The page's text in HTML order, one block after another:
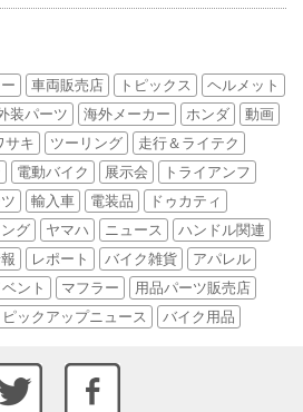
車両販売店 トピックス
ヘルメット
装パーツ 海外メーカー ホンダ
動画
サキ ツーリング
走行＆ライテク
電動バイク 展示会
トライアンフ
輸入車 電装品
ドゥカティ
グ ヤマハ ニュース
ハンドル関連
レポート バイク雑貨
アパレル
ント マフラー
用品パーツ販売店
ピックアップニュース バイク用品